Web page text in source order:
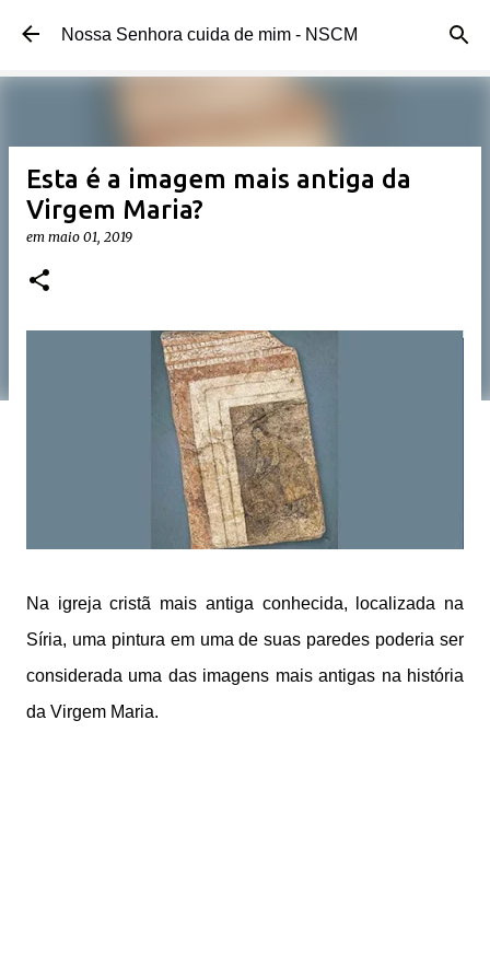
Pular para o conteúdo principal
Nossa Senhora cuida de mim - NSCM
Esta é a imagem mais antiga da
Virgem Maria?
em maio 01, 2019
Na igreja cristã mais antiga conhecida, localizada na
Síria, uma pintura em uma de suas paredes poderia ser
considerada uma das imagens mais antigas na história
da Virgem Maria.